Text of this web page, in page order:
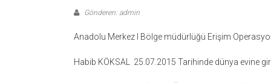
Gönderen: admin
Anadolu Merkez I Bölge müdürlüğü Erişim
Habib KÖKSAL 25.07.2015 Tarihinde dünya evine